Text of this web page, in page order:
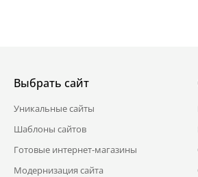
Выбрать сайт
Уникальные сайты
Шаблоны сайтов
Готовые интернет-магазины
Модернизация сайта